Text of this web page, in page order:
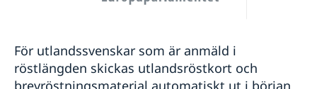
För utlandssvenskar som är anmäld i
röstlängden skickas utlandsröstkort och
brevröstningsmaterial automatiskt ut i början